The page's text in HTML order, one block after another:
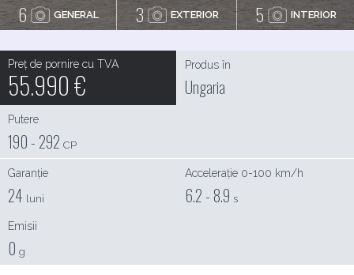
6 GENERAL 3 EXTERIOR 5 INTERIOR
Preț de pornire cu TVA
55.990€
Produs în
Ungaria
Putere
190 - 292 CP
Garanție
24 luni
Accelerație 0-100 km/h
6.2 - 8.9 s
Emisii
0 g